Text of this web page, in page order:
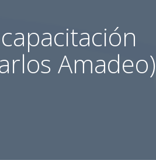
Amadeo)